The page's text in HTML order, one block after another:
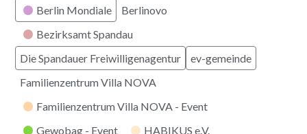
Berlin Mondiale
Berlinovo
Bezirksamt Spandau
Die Spandauer Freiwilligenagentur
ev-gemeinde
Familienzentrum Villa NOVA
Familienzentrum Villa NOVA - Event
Gewobag - Event
HABIKUS e.V.